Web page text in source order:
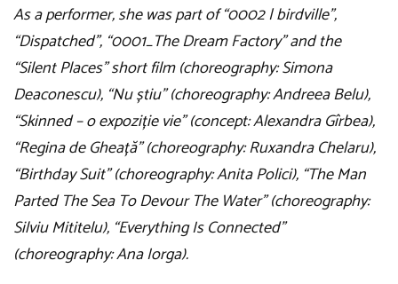
As a performer, she was part of “0002 | birdville”,
“Dispatched”, “0001_The Dream Factory” and the
“Silent Places” short film (choreography: Simona
Deaconescu), “Nu știu” (choreography: Andreea Belu),
“Skinned – o expoziție vie” (concept: Alexandra Gîrbea),
“Regina de Gheață” (choreography: Ruxandra Chelaru),
“Birthday Suit” (choreography: Anita Polici), “The Man
Parted The Sea To Devour The Water” (choreography:
Silviu Mititelu), “Everything Is Connected”
(choreography: Ana Iorga).